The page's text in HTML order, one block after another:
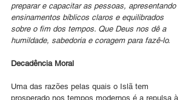
preparar e capacitar as pessoas, apresentando
ensinamentos bíblicos claros e equilibrados
sobre o fim dos tempos. Que Deus nos dê a
humildade, sabedoria e coragem para fazê-lo.
Decadência Moral
Uma das razões pelas quais o Islã tem
prosperado nos tempos modernos é a repulsa à